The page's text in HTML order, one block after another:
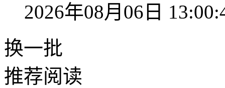
2026年08月06日
换一批
推荐阅读